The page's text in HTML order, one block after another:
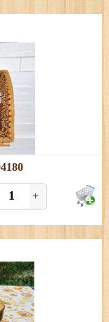
высота - 15 см
+